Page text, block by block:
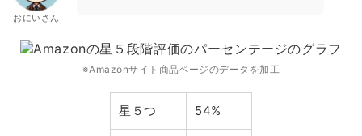
おにいさん
※Amazonサイト商品ページのデータを加工
星５つ 54%